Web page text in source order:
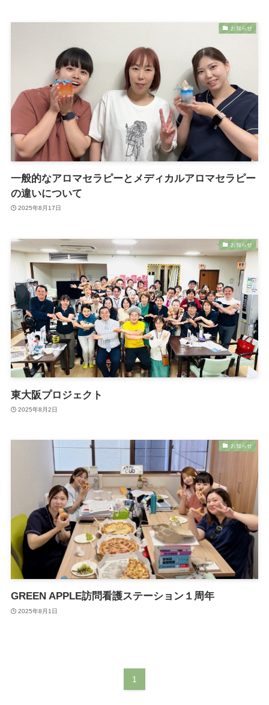
お知らせ
一般的なアロマセラピーとメディカルアロマセラピー
の違いについて
2025年8月17日
お知らせ
東大阪プロジェクト
2025年8月2日
お知らせ
GREEN APPLE訪問看護ステーション１周年
2025年8月1日
1